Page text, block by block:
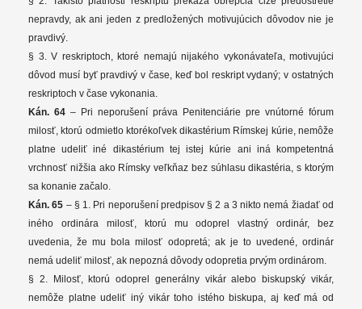
nepravdy, ak ani jeden z predložených motivujúcich dôvodov nie je
pravdivý.
§ 3. V reskriptoch, ktoré nemajú nijakého vykonávateľa, motivujúci
dôvod musí byť pravdivý v čase, keď bol reskript vydaný; v ostatných
reskriptoch v čase vykonania.
Kán. 64 – Pri neporušení práva Penitenciárie pre vnútorné fórum
milosť, ktorú odmietlo ktorékoľvek dikastérium Rímskej kúrie, nemôže
platne udeliť iné dikastérium tej istej kúrie ani iná kompetentná
vrchnosť nižšia ako Rímsky veľkňaz bez súhlasu dikastéria, s ktorým
sa konanie začalo.
Kán. 65 – § 1. Pri neporušení predpisov § 2 a 3 nikto nemá žiadať od
iného ordinára milosť, ktorú mu odoprel vlastný ordinár, bez
uvedenia, že mu bola milosť odopretá; ak je to uvedené, ordinár
nemá udeliť milosť, ak nepozná dôvody odopretia prvým ordinárom.
§ 2. Milosť, ktorú odoprel generálny vikár alebo biskupský vikár,
nemôže platne udeliť iný vikár toho istého biskupa, aj keď má od